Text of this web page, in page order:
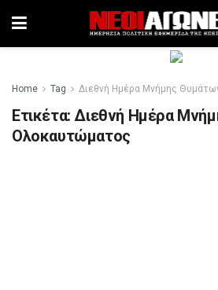
Home Tag Διεθνή Ημέρα Μνήμης
Ετικέτα:Διεθνή Ημέρα
Ολοκαυτώματος